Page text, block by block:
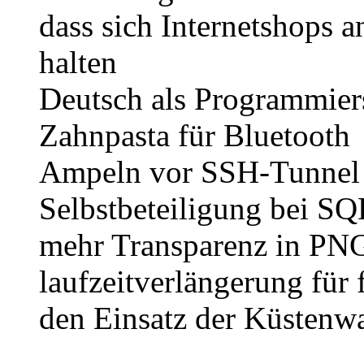
dass sich Internetshops
halten
Deutsch als
Zahnpasta für Bluetooth
Ampeln vor SSH-Tunnel
Selbstbeteiligung bei
mehr Transparenz in
laufzeitverlängerung für
den Einsatz der